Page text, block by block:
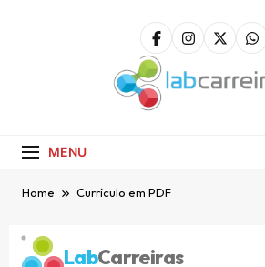
MENU
Home Currículo em PDF
LabCarreiras